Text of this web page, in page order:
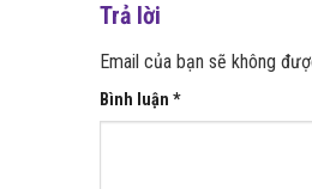
Trả lời
Email của bạn sẽ không
Bình luận *